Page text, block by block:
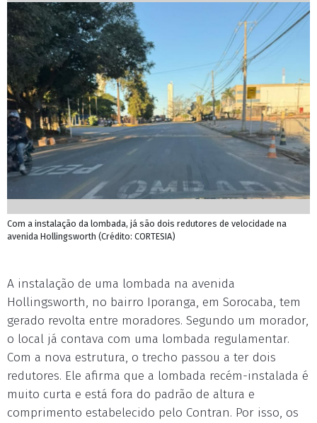
Com a instalação da lombada, já são dois redutores de velocidade na
avenida Hollingsworth (Crédito: CORTESIA)
A instalação de uma lombada na avenida
Hollingsworth, no bairro Iporanga, em Sorocaba, tem
gerado revolta entre moradores. Segundo um morador,
o local já contava com uma lombada regulamentar.
Com a nova estrutura, o trecho passou a ter dois
redutores. Ele afirma que a lombada recém-instalada é
muito curta e está fora do padrão de altura e
comprimento estabelecido pelo Contran. Por isso, os